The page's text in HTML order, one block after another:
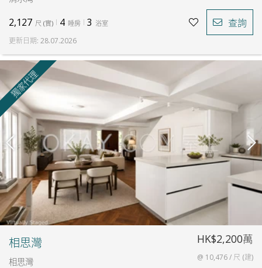
2,127 尺 (實) 4 睡房 3 浴室 查詢
更新日期: 28.07.2026
相思灣
相思灣
HK$2,200萬
@ 10,476 / 尺 (建)
獨家代理